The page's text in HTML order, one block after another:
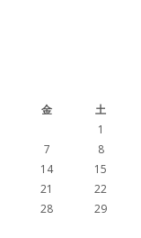
金
土
1
7
8
14
15
21
22
28
29